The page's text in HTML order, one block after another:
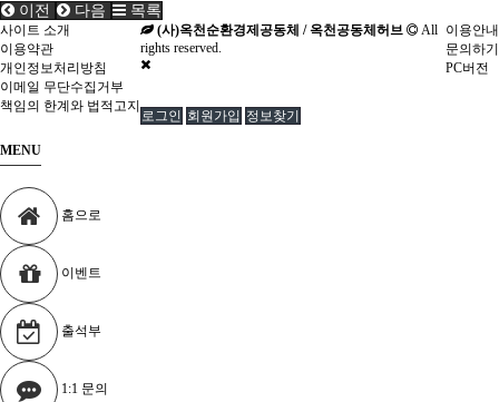
이전
다음 목록
사이트 소개
이용약관
개인정보처리방침
이메일 무단수집거부
책임의 한계와 법적고지
이용안내
문의하기
PC버전
(사)옥천순환경제공동체 / 옥천공동체허브
All
rights reserved.
로그인 회원가입 정보찾기
MENU
홈으로
이벤트
출석부
1:1 문의